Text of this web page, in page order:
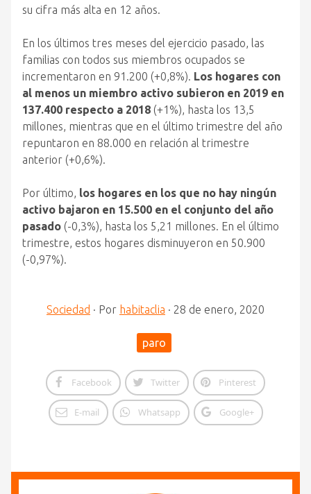
su cifra más alta en 12 años.
En los últimos tres meses del ejercicio pasado, las
familias con todos sus miembros ocupados se
incrementaron en 91.200 (+0,8%). Los hogares con
al menos un miembro activo subieron en 2019 en
137.400 respecto a 2018 (+1%), hasta los 13,5
millones, mientras que en el último trimestre del año
repuntaron en 88.000 en relación al trimestre
anterior (+0,6%).
Por último, los hogares en los que no hay ningún
activo bajaron en 15.500 en el conjunto del año
pasado (-0,3%), hasta los 5,21 millones. En el último
trimestre, estos hogares disminuyeron en 50.900
(-0,97%).
Sociedad · Por habitaclia · 28 de enero, 2020
paro
Facebook Twitter Pinterest
E-mail Whatsapp Google+